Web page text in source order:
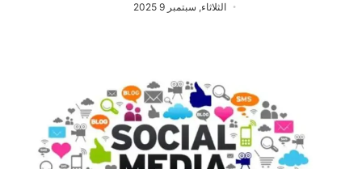
الثلاثاء, سبتمبر 9 2025